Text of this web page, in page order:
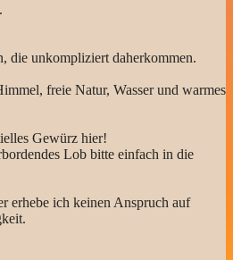
die unkompliziert daherkommen.
freie Natur, Wasser und warmes
Gewürz hier!
Lob bitte einfach in die
erhebe ich keinen Anspruch auf